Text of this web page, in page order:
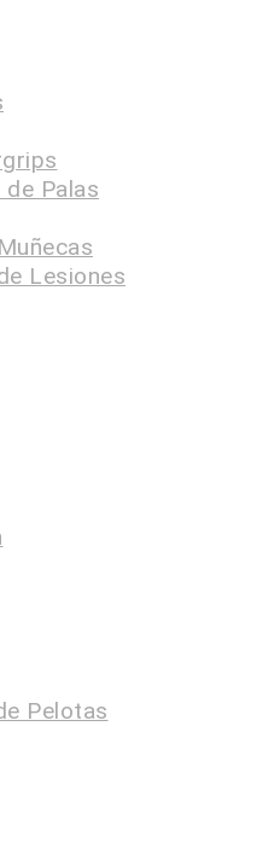
Palas
Lesiones
Pelotas